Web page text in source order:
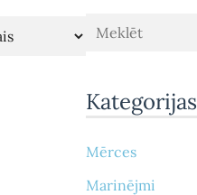
Kategorijas
Mērces
Marinējmi